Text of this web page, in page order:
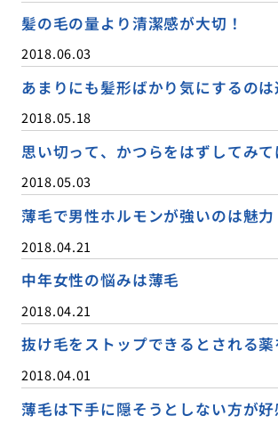
髪の毛の量より清潔感が大切！
2018.06.03
あまりにも髪形ばかり気にするの
2018.05.18
思い切って、かつらをはずしてみて
2018.05.03
薄毛で男性ホルモンが強いのは魅力
2018.04.21
中年女性の悩みは薄毛
2018.04.21
抜け毛をストップできるとされる
2018.04.01
薄毛は下手に隠そうとしない方が好